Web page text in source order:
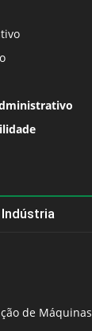
Indústria
de Máquinas